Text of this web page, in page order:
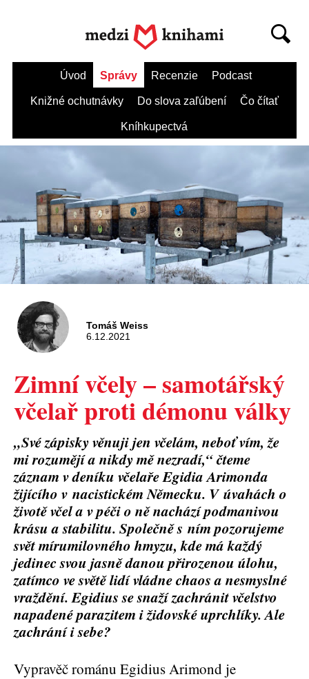
Úvod Správy Recenzie Podcast
Knižné ochutnávky Do slova zaľúbení Čo čítať
Kníhkupectvá
Tomáš Weiss
6.12.2021
Zimní včely – samotářský
včelař proti démonu války
„Své zápisky věnuji jen včelám, neboť vím, že
mi rozumějí a nikdy mě nezradí,“ čteme
záznam v deníku včelaře Egidia Arimonda
žijícího v nacistickém Německu. V úvahách o
životě včel a v péči o ně nachází podmanivou
krásu a stabilitu. Společně s ním pozorujeme
svět mírumilovného hmyzu, kde má každý
jedinec svou jasně danou přirozenou úlohu,
zatímco ve světě lidí vládne chaos a nesmyslné
vraždění. Egidius se snaží zachránit včelstvo
napadené parazitem i židovské uprchlíky. Ale
zachrání i sebe?
Vypravěč románu Egidius Arimond je